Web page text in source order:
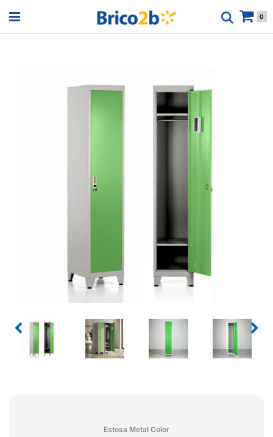
Open menu 0
Estosa Metal Color